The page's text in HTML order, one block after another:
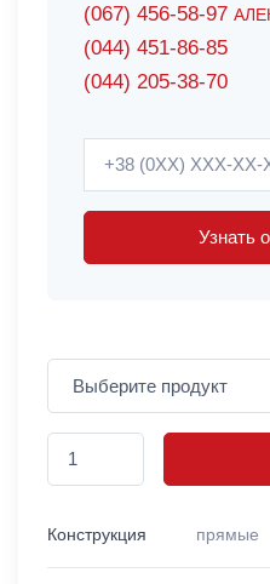
(067) 456-58-97
(044) 451-86-85
(044) 205-38-70
Узнать
Конструкция прямые